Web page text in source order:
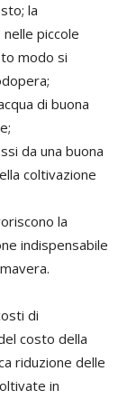
la
piccole
modo si
di buona
da una buona
coltivazione
la
indispensabile
di
costo della
riduzione delle
in